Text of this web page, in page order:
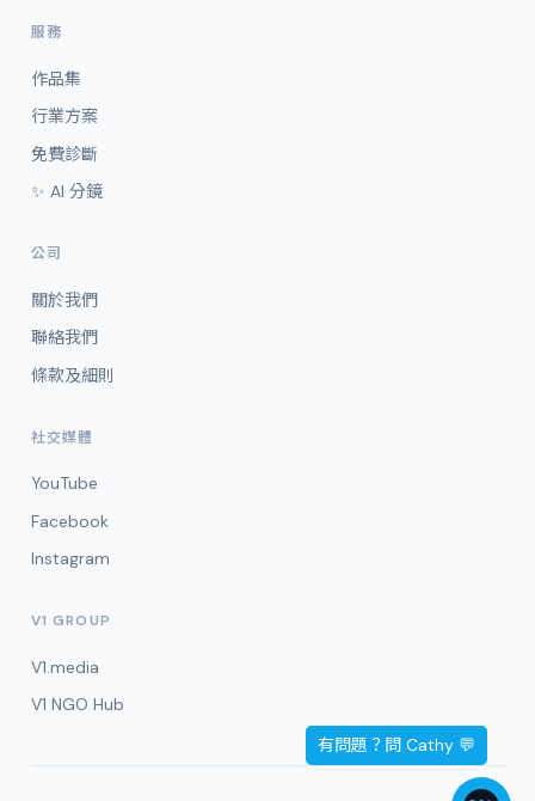
服務
作品集
行業方案
免費診斷
✨ AI 分鏡
公司
關於我們
聯絡我們
條款及細則
社交媒體
YouTube
Facebook
Instagram
V1 GROUP
V1.media
V1 NGO Hub